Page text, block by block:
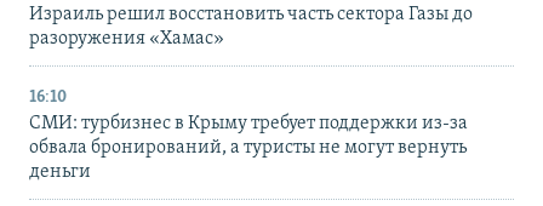
Израиль решил восстановить часть сектора Газы до
разоружения «Хамас»
16:10
СМИ: турбизнес в Крыму требует поддержки из-за
обвала бронирований, а туристы не могут вернуть
деньги